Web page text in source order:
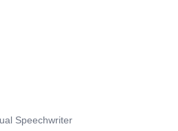
Speechwriter